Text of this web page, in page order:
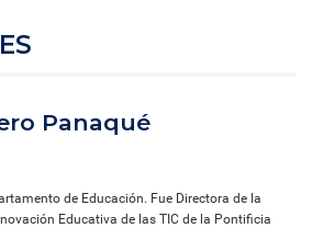
Panaqué
de Educación. Fue Directora de la
Educativa de las TIC de la Pontificia